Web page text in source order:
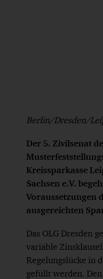
Berlin/Dresden/
Der 5. Zivilsenat
Kreissparkasse
Sachsen e.V.
Voraussetzungen
ausgereichten
Das OLG Dresden
variable
Regelungslücke in
gefüllt werden.